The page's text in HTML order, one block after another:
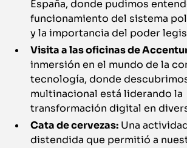
España, donde pudimos
funcionamiento del sistema
y la importancia del poder
Visita a las oficinas de
inmersión en el mundo de la
tecnología, donde
multinacional está liderando la
transformación digital en
Cata de cervezas: Una
distendida que permitió a